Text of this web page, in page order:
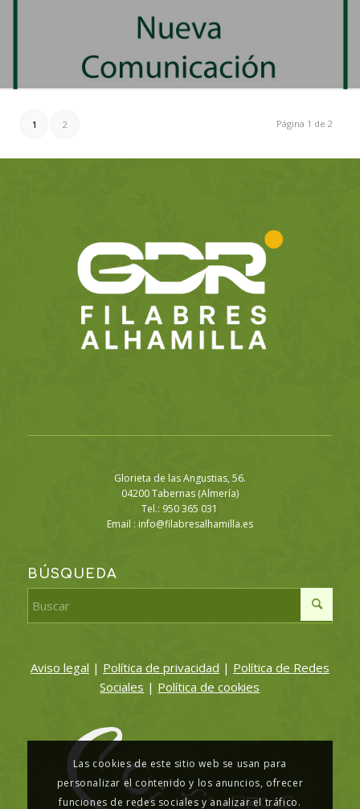
Página 1 de 2
1 2
Glorieta de las Angustias, 56.
04200 Tabernas (Almería)
Tel.: 950 365 031
Email : info@filabresalhamilla.es
BÚSQUEDA
Aviso legal | Política de privacidad | Política de Redes
Sociales | Política de cookies
Las cookies de este sitio web se usan para
personalizar el contenido y los anuncios, ofrecer
funciones de redes sociales y analizar el tráfico.